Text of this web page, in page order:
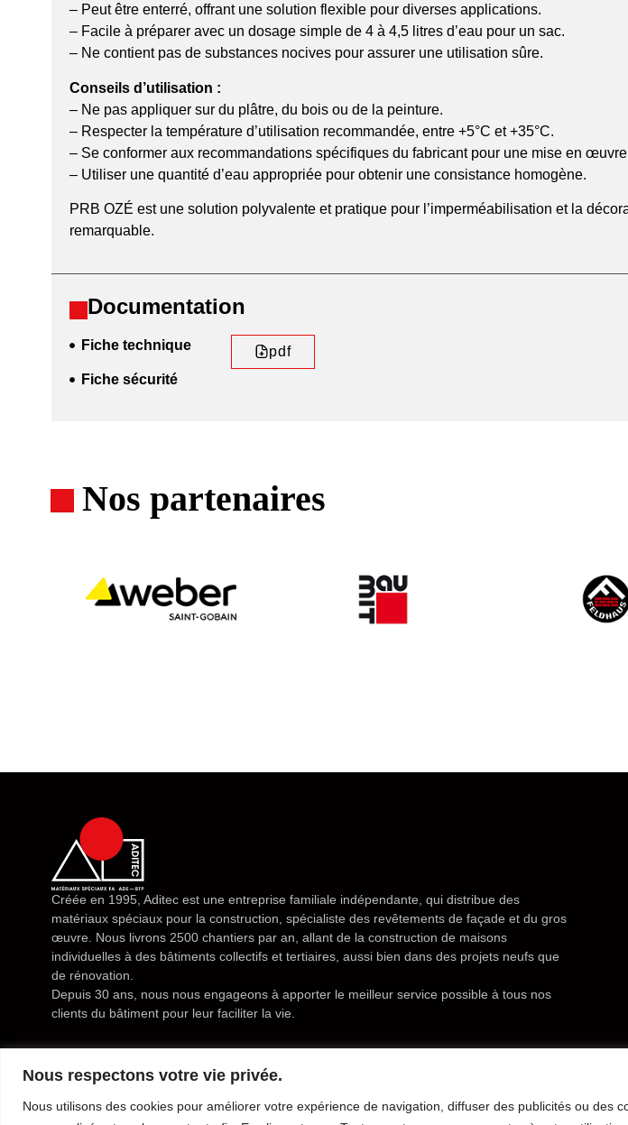
Nous respectons votre vie privée.
Nous utilisons des cookies pour améliorer votre expérience de navigation, diffuser des publicités ou des
– Peut être enterré, offrant une solution flexible pour diverses applications.
– Facile à préparer avec un dosage simple de 4 à 4,5 litres d’eau pour un sac.
– Ne contient pas de substances nocives pour assurer une utilisation sûre.
Conseils d’utilisation :
– Ne pas appliquer sur du plâtre, du bois ou de la peinture.
– Respecter la température d’utilisation recommandée, entre +5°C et +35°C.
– Se conformer aux recommandations spécifiques du fabricant pour une mise en
– Utiliser une quantité d’eau appropriée pour obtenir une consistance homogène.
PRB OZÉ est une solution polyvalente et pratique pour l’imperméabilisation et la
remarquable.
Documentation
Fiche technique
pdf
Fiche sécurité
Nos partenaires
Créée en 1995, Aditec est une entreprise familiale indépendante, qui distribue des
matériaux spéciaux pour la construction, spécialiste des revêtements de façade et du gros
œuvre. Nous livrons 2500 chantiers par an, allant de la construction de maisons
individuelles à des bâtiments collectifs et tertiaires, aussi bien dans des projets neufs que
de rénovation.
Depuis 30 ans, nous nous engageons à apporter le meilleur service possible à tous nos
clients du bâtiment pour leur faciliter la vie.
Mentions légalesConditions générales de ventePolitique de confidentialitéTous droits reservés